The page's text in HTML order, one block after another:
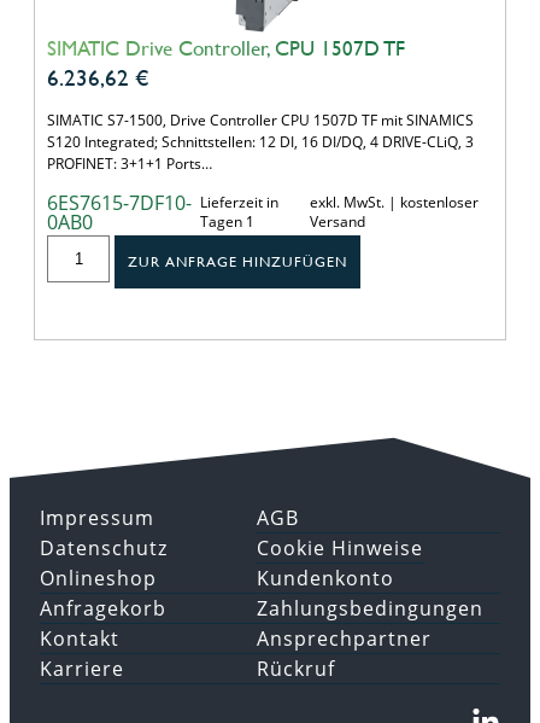
SIMATIC Drive Controller, CPU 1507D TF
6.236,62 €
SIMATIC S7-1500, Drive Controller CPU 1507D TF mit SINAMICS
S120 Integrated; Schnittstellen: 12 DI, 16 DI/DQ, 4 DRIVE-CLiQ, 3
PROFINET: 3+1+1 Ports…
6ES7615-7DF10-
0AB0
Lieferzeit in
Tagen 1
exkl. MwSt. | kostenloser
Versand
ZUR ANFRAGE HINZUFÜGEN
Impressum
Datenschutz
AGB
Cookie Hinweise
Onlineshop
Anfragekorb
Kundenkonto
Zahlungsbedingungen
Kontakt
Karriere
Ansprechpartner
Rückruf